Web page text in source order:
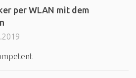
per WLAN mit dem